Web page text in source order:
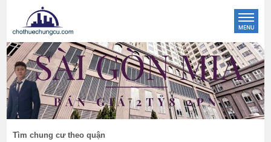
Tìm chung cư theo quận